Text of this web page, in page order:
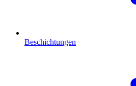
Beschichtungen